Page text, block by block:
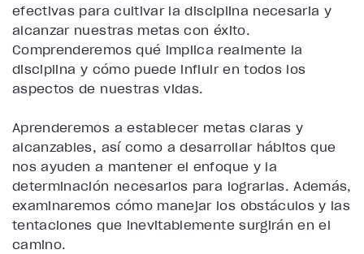
efectivas para cultivar la disciplina necesaria y
alcanzar nuestras metas con éxito.
Comprenderemos qué implica realmente la
disciplina y cómo puede influir en todos los
aspectos de nuestras vidas.
Aprenderemos a establecer metas claras y
alcanzables, así como a desarrollar hábitos que
nos ayuden a mantener el enfoque y la
determinación necesarios para lograrlas. Además,
examinaremos cómo manejar los obstáculos y las
tentaciones que inevitablemente surgirán en el
camino.